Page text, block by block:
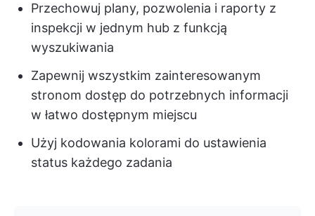
Przechowuj plany, pozwolenia i raporty z
inspekcji w jednym hub z funkcją
wyszukiwania
Zapewnij wszystkim zainteresowanym
stronom dostęp do potrzebnych informacji
w łatwo dostępnym miejscu
Użyj kodowania kolorami do ustawienia
status każdego zadania